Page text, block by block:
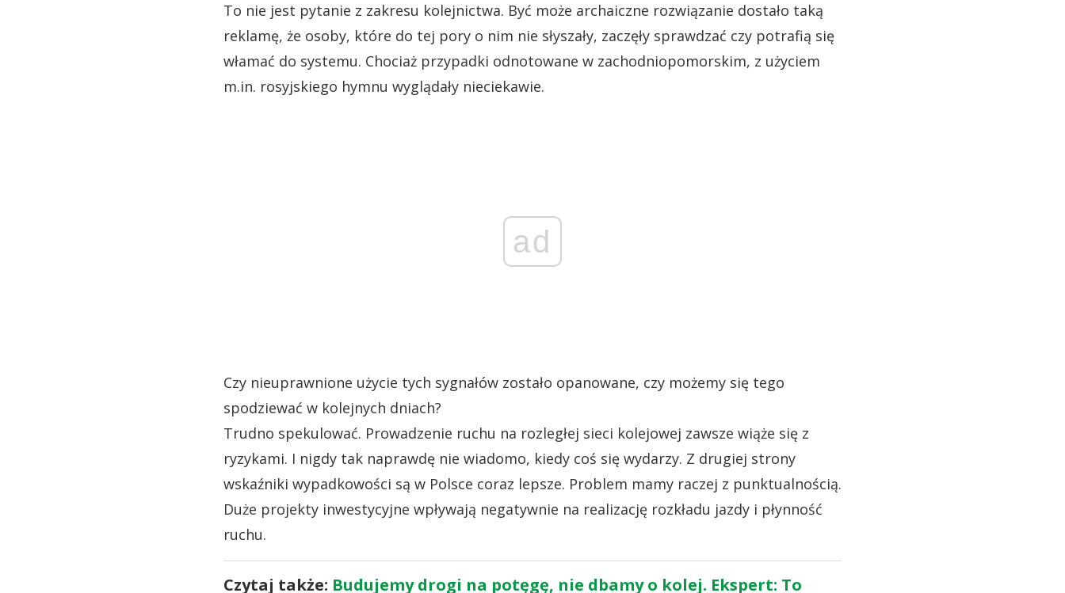
To nie jest pytanie z zakresu kolejnictwa. Być może archaiczne rozwiązanie dostało taką
reklamę, że osoby, które do tej pory o nim nie słyszały, zaczęły sprawdzać czy potrafią się
włamać do systemu. Chociaż przypadki odnotowane w zachodniopomorskim, z użyciem
m.in. rosyjskiego hymnu wyglądały nieciekawie.
ad
Czy nieuprawnione użycie tych sygnałów zostało opanowane, czy możemy się tego
spodziewać w kolejnych dniach?
Trudno spekulować. Prowadzenie ruchu na rozległej sieci kolejowej zawsze wiąże się z
ryzykami. I nigdy tak naprawdę nie wiadomo, kiedy coś się wydarzy. Z drugiej strony
wskaźniki wypadkowości są w Polsce coraz lepsze. Problem mamy raczej z punktualnością.
Duże projekty inwestycyjne wpływają negatywnie na realizację rozkładu jazdy i płynność
ruchu.
Czytaj także: Budujemy drogi na potęgę, nie dbamy o kolej. Ekspert: To